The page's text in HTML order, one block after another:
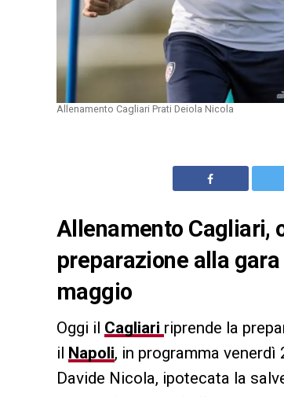
Allenamento Cagliari Prati Deiola Nicola
Allenamento Cagliari,
preparazione alla
maggio
Oggi il Cagliari riprende la
il Napoli, in programma
Davide Nicola, ipotecata la